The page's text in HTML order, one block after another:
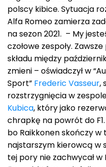
polscy kibice. Sytuacja
Alfa Romeo zamierza
na sezon 2021. – My
czołowe zespoły.
składu między
zmieni – oświadczył w
Sport” Frederic Vasseur,
rozstrzygnięcia w
Kubica, który jako
chrapkę na powrót do
bo Raikkonen skończy w
najstarszym kierowcą w
tej pory nie zachwycał w